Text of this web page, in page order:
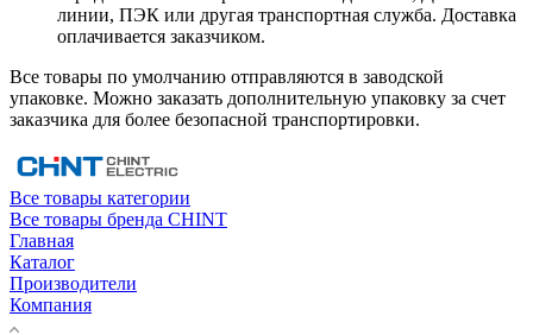
линии, ПЭК или другая транспортная служба. Доставка
оплачивается заказчиком.
Все товары по умолчанию отправляются в заводской
упаковке. Можно заказать дополнительную упаковку за счет
заказчика для более безопасной транспортировки.
Все товары категории
Все товары бренда CHINT
Главная
Каталог
Производители
Компания